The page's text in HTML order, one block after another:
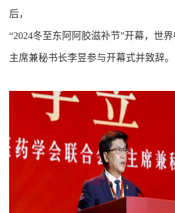
后，
“2024冬至东阿阿胶滋补节”开幕，世
主席兼秘书长李昱参与开幕式并致辞。